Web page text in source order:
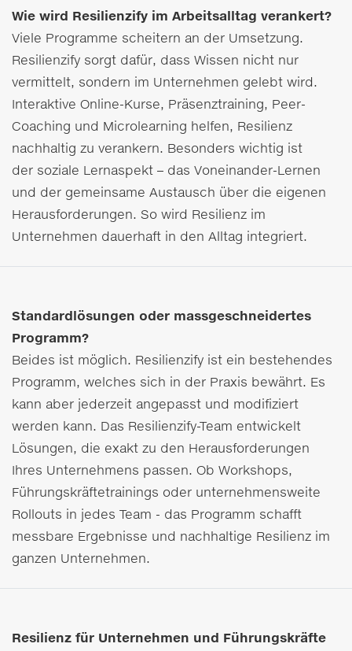
Wie wird Resilienzify im Arbeitsalltag verankert?
Viele Programme scheitern an der Umsetzung.
Resilienzify sorgt dafür, dass Wissen nicht nur
vermittelt, sondern im Unternehmen gelebt wird.
Interaktive Online-Kurse, Präsenztraining, Peer-
Coaching und Microlearning helfen, Resilienz
nachhaltig zu verankern. Besonders wichtig ist
der soziale Lernaspekt – das Voneinander-Lernen
und der gemeinsame Austausch über die eigenen
Herausforderungen. So wird Resilienz im
Unternehmen dauerhaft in den Alltag integriert.
Standardlösungen oder massgeschneidertes
Programm?
Beides ist möglich. Resilienzify ist ein bestehendes
Programm, welches sich in der Praxis bewährt. Es
kann aber jederzeit angepasst und modifiziert
werden kann. Das Resilienzify-Team entwickelt
Lösungen, die exakt zu den Herausforderungen
Ihres Unternehmens passen. Ob Workshops,
Führungskräftetrainings oder unternehmensweite
Rollouts in jedes Team - das Programm schafft
messbare Ergebnisse und nachhaltige Resilienz im
ganzen Unternehmen.
Resilienz für Unternehmen und Führungskräfte